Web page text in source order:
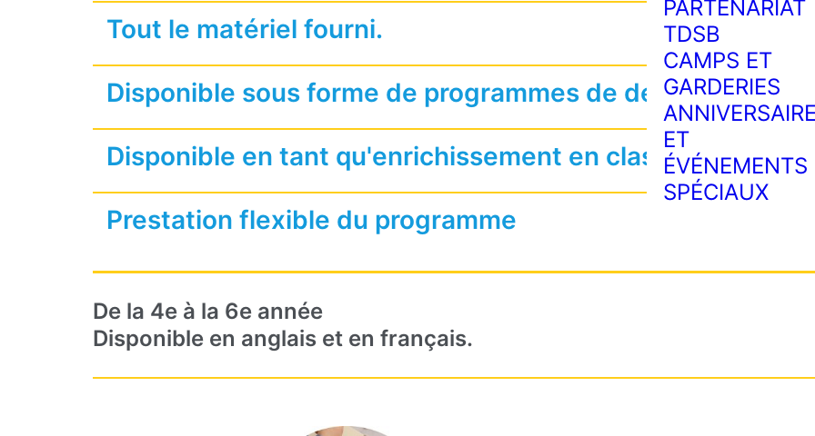
PARTENARIAT
TDSB
CAMPS ET
GARDERIES
ET
ÉVÉNEMENTS
SPÉCIAUX
Tout le matériel fourni.
Disponible sous forme de programmes de déjeuner et
Disponible en tant qu'enrichissement en classe
Prestation flexible du programme
De la 4e à la 6e année
Disponible en anglais et en français.